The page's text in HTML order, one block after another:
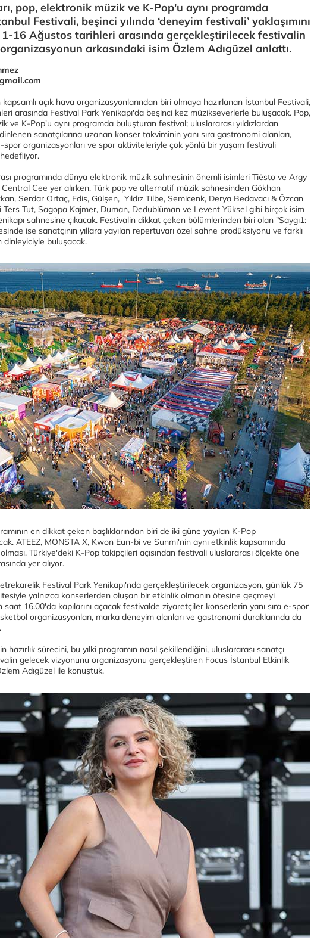
pop, elektronik müzik ve K-Pop'u aynı programda
Festivali, beşinci yılında ‘deneyim festivali’ yaklaşımını
1-16 Ağustos tarihleri arasında gerçekleştirilecek festivalin
arkasındaki isim Özlem Adıgüzel anlattı.
kapsamlı açık hava organizasyonlarından biri olmaya hazırlanan İstanbul Festivali,
arasında Festival Park Yenikapı'da beşinci kez müzikseverlerle buluşacak. Pop,
ve K-Pop'u aynı programda buluşturan festival; uluslararası yıldızlardan
sanatçılarına uzanan konser takviminin yanı sıra gastronomi alanları,
spor organizasyonları ve spor aktiviteleriyle çok yönlü bir yaşam festivali
programında dünya elektronik müzik sahnesinin önemli isimleri Tiësto ve Argy
Central Cee yer alırken, Türk pop ve alternatif müzik sahnesinden Gökhan
Serdar Ortaç, Edis, Gülşen, Yıldız Tilbe, Semicenk, Derya Bedavacı & Özcan
Ters Tut, Sagopa Kajmer, Duman, Dedublüman ve Levent Yüksel gibi birçok isim
sahnesine çıkacak. Festivalin dikkat çeken bölümlerinden biri olan "Saygı1:
ise sanatçının yıllara yayılan repertuvarı özel sahne prodüksiyonu ve farklı
dinleyiciyle buluşacak.
en dikkat çeken başlıklarından biri de iki güne yayılan K-Pop
ATEEZ, MONSTA X, Kwon Eun-bi ve Sunmi'nin aynı etkinlik kapsamında
Türkiye'deki K-Pop takipçileri açısından festivali uluslararası ölçekte öne
yer alıyor.
Festival Park Yenikapı'nda gerçekleştirilecek organizasyon, günlük 75
yalnızca konserlerden oluşan bir etkinlik olmanın ötesine geçmeyi
16.00'da kapılarını açacak festivalde ziyaretçiler konserlerin yanı sıra e-spor
organizasyonları, marka deneyim alanları ve gastronomi duraklarında da
hazırlık sürecini, bu yılki programın nasıl şekillendiğini, uluslararası sanatçı
gelecek vizyonunu organizasyonu gerçekleştiren Focus İstanbul Etkinlik
Adıgüzel ile konuştuk.